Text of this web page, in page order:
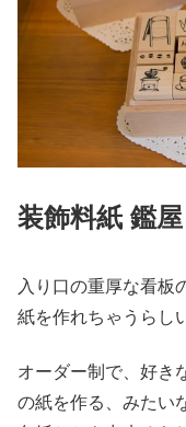
装飾料紙 鑑屋
入り口の重厚な看
紙を作れちゃうらし
オーダー制で、好き
の紙を作る、みたい